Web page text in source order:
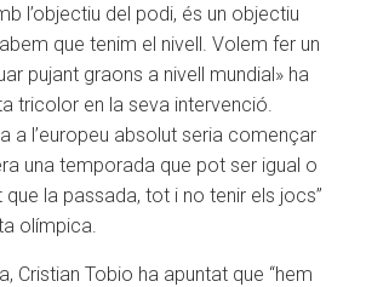
l’objectiu del podi, és un objectiu
que tenim el nivell. Volem fer un
pujant graons a nivell mundial» ha
tricolor en la seva intervenció.
a l’europeu absolut seria començar
una temporada que pot ser igual o
la passada, tot i no tenir els jocs”
olímpica.
Cristian Tobio ha apuntat que “hem